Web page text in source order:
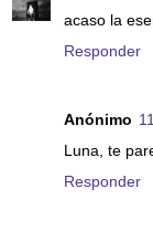
acaso la
Responder
Anónimo
Luna, te
Responder